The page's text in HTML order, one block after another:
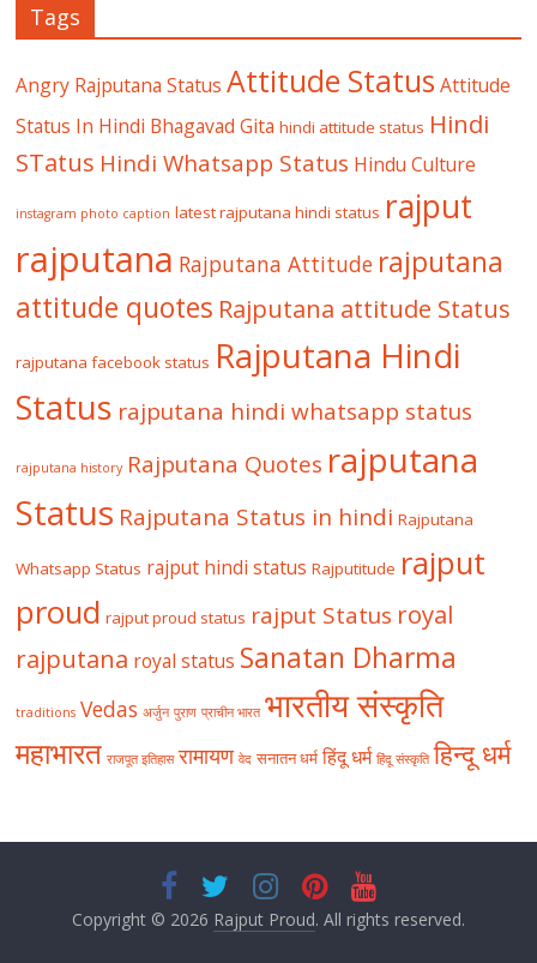
Tags
Angry Rajputana Status Attitude Status Attitude
Status In Hindi Bhagavad Gita hindi attitude status Hindi
STatus Hindi Whatsapp Status Hindu Culture
instagram photo caption latest rajputana hindi status rajput
rajputana Rajputana Attitude rajputana
attitude quotes Rajputana attitude Status
rajputana facebook status Rajputana Hindi
Status rajputana hindi whatsapp status
rajputana history Rajputana Quotes rajputana
Status Rajputana Status in hindi Rajputana
Whatsapp Status rajput hindi status Rajputitude rajput
proud rajput proud status rajput Status royal
rajputana royal status Sanatan Dharma
traditions Vedas अर्जुन पुराण प्राचीन भारत भारतीय संस्कृति
महाभारत राजपूत इतिहास रामायण वेद सनातन धर्म हिंदू धर्म हिंदू संस्कृति हिन्दू धर्म
Copyright © 2026 Rajput Proud. All rights reserved.